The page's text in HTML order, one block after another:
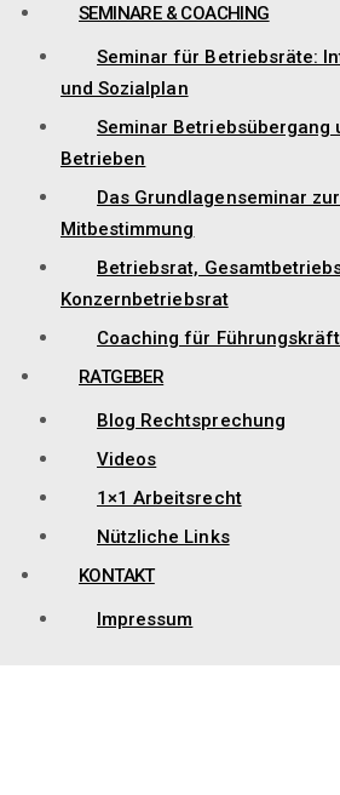
SEMINARE & COACHING
Seminar für Betriebsräte:
und Sozialplan
Seminar Betriebsübergang
Betrieben
Das Grundlagenseminar
Mitbestimmung
Betriebsrat,
Konzernbetriebsrat
Coaching für
RATGEBER
Blog Rechtsprechung
Videos
1×1 Arbeitsrecht
Nützliche Links
KONTAKT
Impressum